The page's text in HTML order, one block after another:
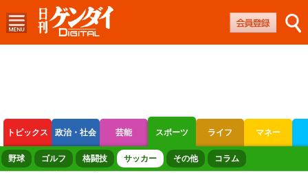
トピックス 政治・社会 芸能 スポーツ ライフ マネー
ボートレース 競輪 オートレース
野球 ゴルフ 格闘技 サッカー その他 コラム